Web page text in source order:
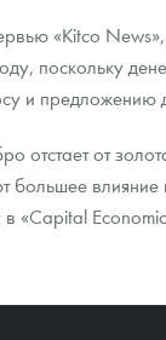
«Kitco
поскольку
и предложению
отстает от
влияние
в «Capital